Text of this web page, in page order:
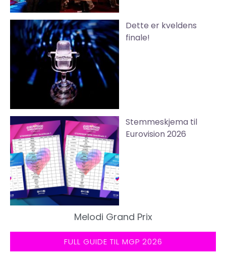
Dette er kveldens
finale!
Stemmeskjema til
Eurovision 2026
Melodi Grand Prix
FULL GUIDE TIL MGP 2026